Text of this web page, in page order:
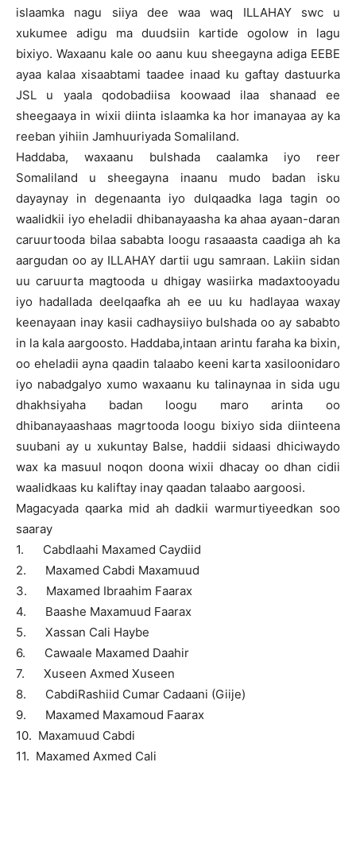
islaamka nagu siiya dee waa waq ILLAHAY swc u
xukumee adigu ma duudsiin kartide ogolow in lagu
bixiyo. Waxaanu kale oo aanu kuu sheegayna adiga EEBE
ayaa kalaa xisaabtami taadee inaad ku gaftay dastuurka
JSL u yaala qodobadiisa koowaad ilaa shanaad ee
sheegaaya in wixii diinta islaamka ka hor imanayaa ay ka
reeban yihiin Jamhuuriyada Somaliland.
Haddaba, waxaanu bulshada caalamka iyo reer
Somaliland u sheegayna inaanu mudo badan isku
dayaynay in degenaanta iyo dulqaadka laga tagin oo
waalidkii iyo eheladii dhibanayaasha ka ahaa ayaan-daran
caruurtooda bilaa sababta loogu rasaaasta caadiga ah ka
aargudan oo ay ILLAHAY dartii ugu samraan. Lakiin sidan
uu caruurta magtooda u dhigay wasiirka madaxtooyadu
iyo hadallada deelqaafka ah ee uu ku hadlayaa waxay
keenayaan inay kasii cadhaysiiyo bulshada oo ay sababto
in la kala aargoosto. Haddaba,intaan arintu faraha ka bixin,
oo eheladii ayna qaadin talaabo keeni karta xasiloonidaro
iyo nabadgalyo xumo waxaanu ku talinaynaa in sida ugu
dhakhsiyaha badan loogu maro arinta oo
dhibanayaashaas magrtooda loogu bixiyo sida diinteena
suubani ay u xukuntay Balse, haddii sidaasi dhiciwaydo
wax ka masuul noqon doona wixii dhacay oo dhan cidii
waalidkaas ku kaliftay inay qaadan talaabo aargoosi.
Magacyada qaarka mid ah dadkii warmurtiyeedkan soo
saaray
1. Cabdlaahi Maxamed Caydiid
2. Maxamed Cabdi Maxamuud
3. Maxamed Ibraahim Faarax
4. Baashe Maxamuud Faarax
5. Xassan Cali Haybe
6. Cawaale Maxamed Daahir
7. Xuseen Axmed Xuseen
8. CabdiRashiid Cumar Cadaani (Giije)
9. Maxamed Maxamoud Faarax
10. Maxamuud Cabdi
11. Maxamed Axmed Cali